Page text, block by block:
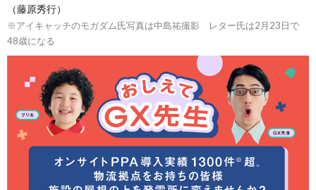
（藤原秀行）
※アイキャッチのモガダム氏写真は中島祐撮影 レター氏は2月23日で
48歳になる